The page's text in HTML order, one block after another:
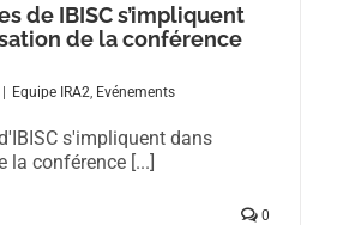
de IBISC s’impliquent
de la conférence
| Equipe IRA2, Evénements
s'impliquent dans
la conférence [...]
0